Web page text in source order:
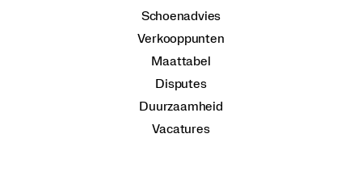
Schoenadvies
Verkooppunten
Maattabel
Disputes
Duurzaamheid
Vacatures